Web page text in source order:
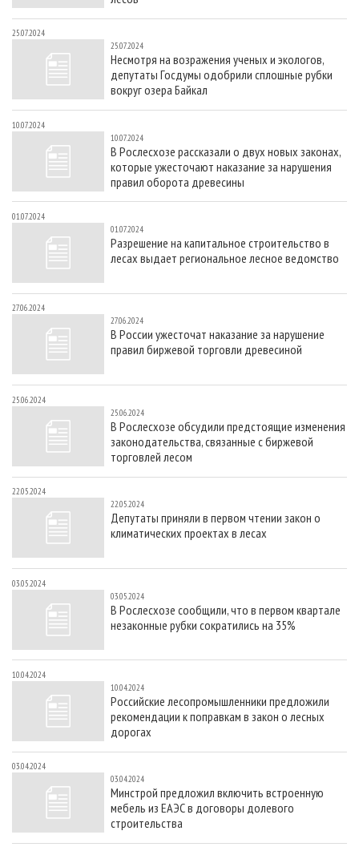
25.07.2024
25.07.2024
Несмотря на возражения ученых и экологов,
депутаты Госдумы одобрили сплошные рубки
вокруг озера Байкал
10.07.2024
10.07.2024
В Рослесхозе рассказали о двух новых законах,
которые ужесточают наказание за нарушения
правил оборота древесины
01.07.2024
01.07.2024
Разрешение на капитальное строительство в
лесах выдает региональное лесное ведомство
27.06.2024
27.06.2024
В России ужесточат наказание за нарушение
правил биржевой торговли древесиной
25.06.2024
25.06.2024
В Рослесхозе обсудили предстоящие изменения
законодательства, связанные с биржевой
торговлей лесом
22.05.2024
22.05.2024
Депутаты приняли в первом чтении закон о
климатических проектах в лесах
03.05.2024
03.05.2024
В Рослесхозе сообщили, что в первом квартале
незаконные рубки сократились на 35%
10.04.2024
10.04.2024
Российские лесопромышленники предложили
рекомендации к поправкам в закон о лесных
дорогах
03.04.2024
03.04.2024
Минстрой предложил включить встроенную
мебель из ЕАЭС в договоры долевого
строительства